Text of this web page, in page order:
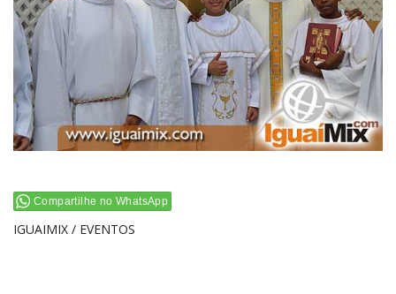
Compartilhe no WhatsApp
IGUAIMIX / EVENTOS